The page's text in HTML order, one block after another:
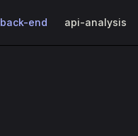
back-end api-analysis